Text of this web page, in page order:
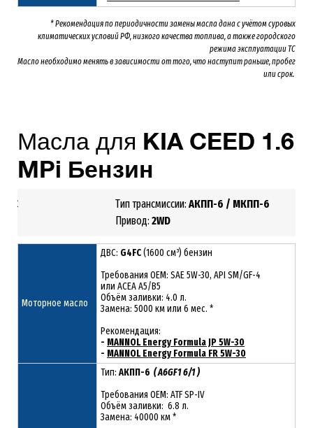
* Рекомендация по периодичности замены масла дана с учётом суровых
климатических условий РФ, низкого качества топлива, а также городского
режима эксплуатации ТС
Масло необходимо менятьв зависимости от того, что наступит раньше, пробег
или срок.
Масла для KIA CEED 1.6
MPi Бензин
Тип трансмиссии: АКПП-6 / МКПП-6
Привод: 2WD
Моторное масло
ДВС: G4FС(1600 см³) бензин
Требования ОЕМ: SAE 5W-30, API SM/GF-4
или ACEA A5/B5
Объём заливки: 4.0 л.
Замена: 5000 км или 6 мес. *
Рекомендация:
- MANNOL Energy Formula JP 5W-30
- MANNOL Energy Formula FR 5W-30
Тип: АКПП-6 ( A6GF1 6/1 )
Требования OEM: ATF SP-IV
Объём заливки: 6.8 л.
Замена: 40000 км *